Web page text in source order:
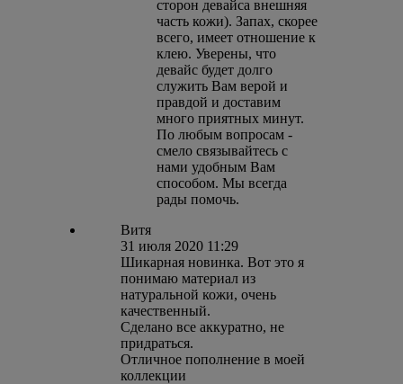
сторон девайса внешняя
часть кожи). Запах, скорее
всего, имеет отношение к
клею. Уверены, что
девайс будет долго
служить Вам верой и
правдой и доставим
много приятных минут.
По любым вопросам -
смело связывайтесь с
нами удобным Вам
способом. Мы всегда
рады помочь.
Витя
31 июля 2020 11:29
Шикарная новинка. Вот это я
понимаю материал из
натуральной кожи, очень
качественный.
Сделано все аккуратно, не
придраться.
Отличное пополнение в моей
коллекции